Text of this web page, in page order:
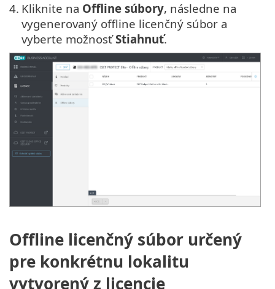
4. Kliknite na Offline súbory, následne na
vygenerovaný offline licenčný súbor a
vyberte možnosťStiahnuť.
Offline licenčný súbor určený
pre konkrétnu lokalitu
vytvorený z licencie